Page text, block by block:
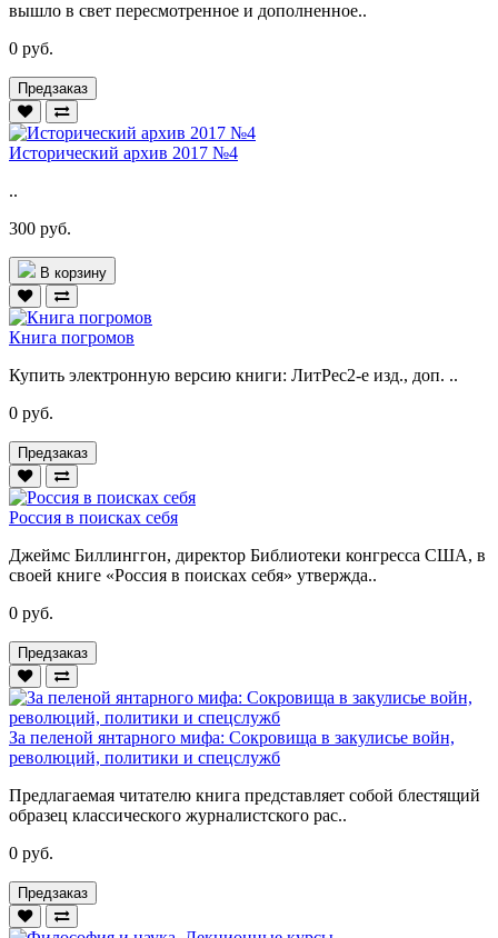
вышло в свет пересмотренное и дополненное..
0 руб.
Предзаказ
Исторический архив 2017 №4
..
300 руб.
В корзину
Книга погромов
Купить электронную версию книги: ЛитРес2-е изд., доп. ..
0 руб.
Предзаказ
Россия в поисках себя
Джеймс Биллинггон, директор Библиотеки конгресса США, в
своей книге «Россия в поисках себя» утвержда..
0 руб.
Предзаказ
За пеленой янтарного мифа: Сокровища в закулисье войн,
революций, политики и спецслужб
Предлагаемая читателю книга представляет собой блестящий
образец классического журналистского рас..
0 руб.
Предзаказ